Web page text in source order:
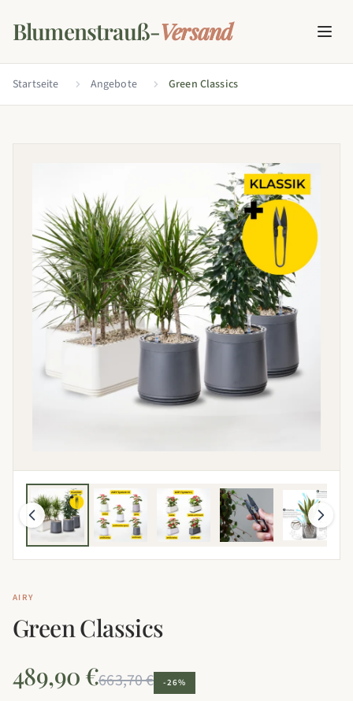
Blumenstrauß-Versand
Startseite Angebote Green Classics
AIRY
Green Classics
489,90 €663,70 € -26%